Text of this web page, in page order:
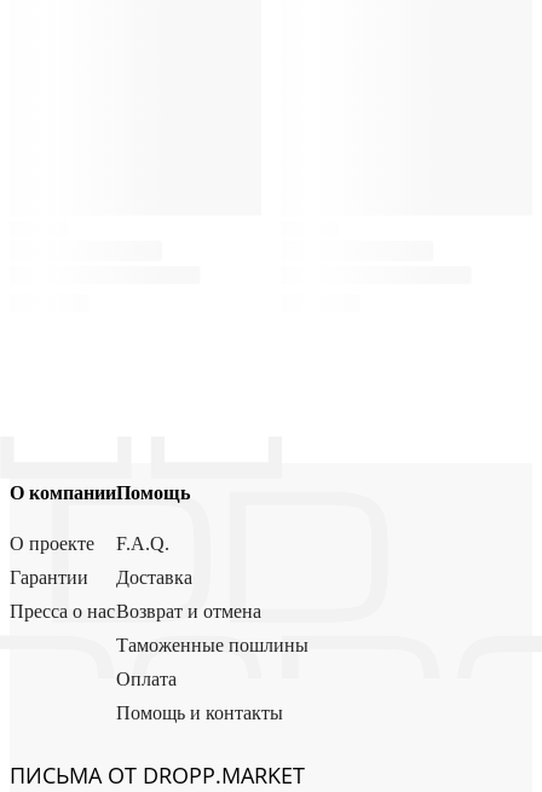
О компании
О проекте
Гарантии
Пресса о нас
Помощь
F.A.Q.
Доставка
Возврат и отмена
Таможенные пошлины
Оплата
Помощь и контакты
ПИСЬМА ОТ DROPP.MARKET